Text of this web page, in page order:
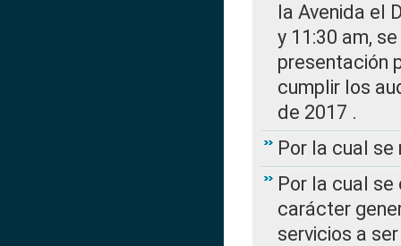
la Avenida el
y 11:30 am,
presentación
cumplir los
de 2017 .
Por la cual se
Por la cual
carácter
servicios a